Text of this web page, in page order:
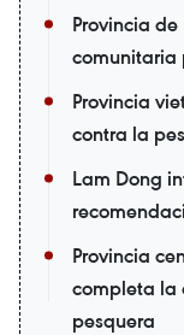
Provincia
comunitaria
Provincia
contra la
Lam Dong
Provincia
completa la
pesquera